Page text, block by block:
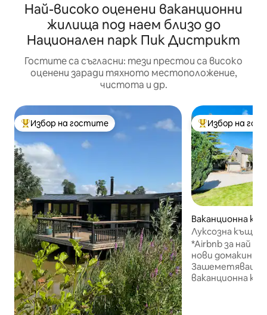
Най-високо оценени ваканционни
жилища под наем близо до
Национален парк Пик Дистрикт
Гостите са съгласни: тези престои са високо
оценени заради тяхното местоположение,
чистота и др.
Най-популярен избор на гостите
Избор на гостите Най-популярен
Избор на
Ваканционна
re
Луксозна къща с
невероятни
*Airbnb за най -
нови домакини
Зашеметяваща
ваканционна